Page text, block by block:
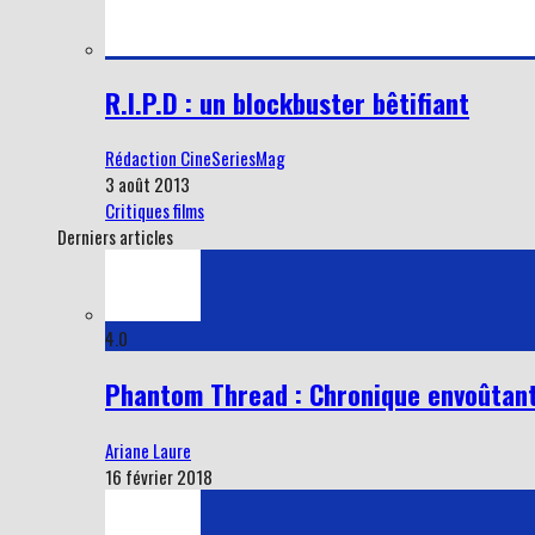
R.I.P.D : un blockbuster bêtifiant
Rédaction CineSeriesMag
3 août 2013
Critiques films
Derniers articles
4.0
Phantom Thread : Chronique
Ariane Laure
16 février 2018